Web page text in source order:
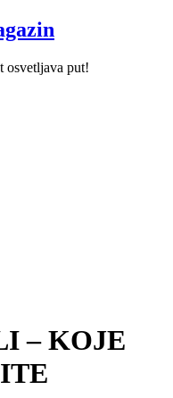
osvetljava put!
– KOJE